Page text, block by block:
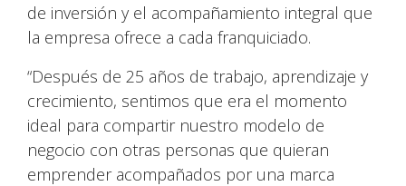
de inversión y el acompañamiento integral que
la empresa ofrece a cada franquiciado.
“Después de 25 años de trabajo, aprendizaje y
crecimiento, sentimos que era el momento
ideal para compartir nuestro modelo de
negocio con otras personas que quieran
emprender acompañados por una marca